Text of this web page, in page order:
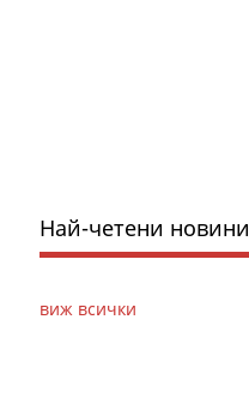
Най-четени новини
виж всички